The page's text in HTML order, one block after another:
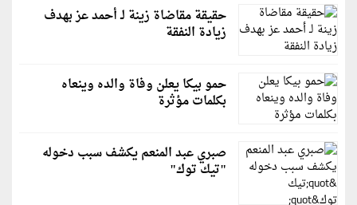
حقيقة مقاضاة زينة لـ أحمد عز بهدف
زيادة النفقة
حمو بيكا يعلن وفاة والده وينعاه
بكلمات مؤثرة
صبري عبد المنعم يكشف سبب دخوله
"تيك توك"